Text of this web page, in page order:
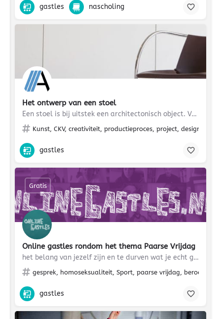
gastles nascholing
Het ontwerp van een stoel
Een stoel is bij uitstek een architectonisch object. Vele architecten hebben zich in de geschiedenis gebogen…
Kunst, CKV, creativiteit, productieproces, project, design,
gastles
Online gastles rondom het thema Paarse Vrijdag
het belang van jezelf zijn en te durven wat je echt graag zou willen doen
gesprek, homoseksualiteit, Sport, paarse vrijdag, beroepen
Gratis
gastles